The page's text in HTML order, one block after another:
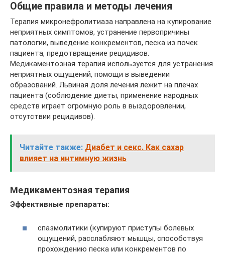
Общие правила и методы лечения
Терапия микронефролитиаза направлена на купирование
неприятных симптомов, устранение первопричины
патологии, выведение конкрементов, песка из почек
пациента, предотвращение рецидивов.
Медикаментозная терапия используется для устранения
неприятных ощущений, помощи в выведении
образований. Львиная доля лечения лежит на плечах
пациента (соблюдение диеты, применение народных
средств играет огромную роль в выздоровлении,
отсутствии рецидивов).
Читайте также: Диабет и секс. Как сахар
влияет на интимную жизнь
Медикаментозная терапия
Эффективные препараты:
спазмолитики (купируют приступы болевых
ощущений, расслабляют мышцы, способствуя
прохождению песка или конкрементов по